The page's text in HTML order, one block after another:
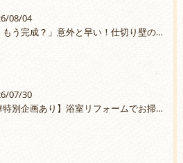
08/04
「え、もう完成？」意外と早い！仕切り壁の取付
07/30
【豪華特別企画あり】浴室リフォームでお掃除ラクラク＆安心のお風呂へ